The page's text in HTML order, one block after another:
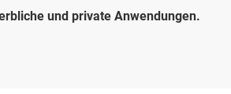
und private Anwendungen.